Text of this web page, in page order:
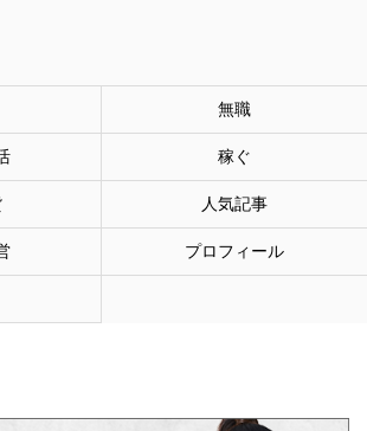
無職
稼ぐ
人気記事
プロフィール